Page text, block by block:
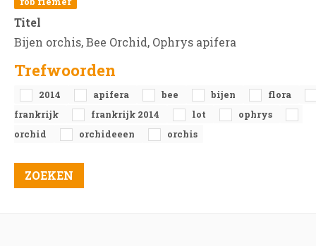
Titel
Bijen orchis, Bee Orchid, Ophrys apifera
Trefwoorden
2014 apifera bee bijen
flora
frankrijk
frankrijk 2014 lot
ophrys
orchid
orchideeen orchis